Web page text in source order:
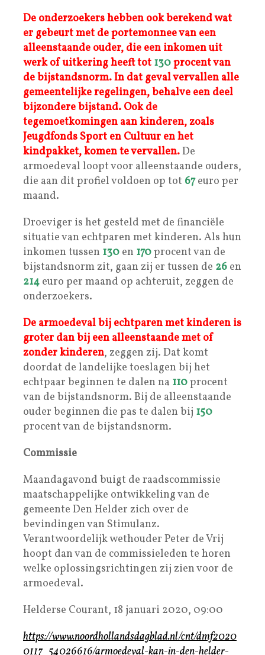
De onderzoekers hebben ook berekend wat
er gebeurt met de portemonnee van een
alleenstaande ouder, die een inkomen uit
werk of uitkering heeft tot 130procent van
de bijstandsnorm. In dat geval vervallen alle
gemeentelijke regelingen, behalve een deel
bijzondere bijstand. Ook de
tegemoetkomingen aan kinderen, zoals
Jeugdfonds Sport en Cultuur en het
kindpakket, komen te vervallen.De
armoedeval loopt voor alleenstaande ouders,
die aan dit profiel voldoen op tot 67euro per
maand.
Droeviger is het gesteld met de financiële
situatie van echtparen met kinderen. Als hun
inkomen tussen 130 en 170procent van de
bijstandsnorm zit, gaan zij er tussen de 26 en
214 euro per maand op achteruit, zeggen de
onderzoekers.
De armoedeval bij echtparen met kinderen is
groter dan bij een alleenstaande met of
zonder kinderen, zeggen zij. Dat komt
doordat de landelijke toeslagen bij het
echtpaar beginnen te dalen na 110procent
van de bijstandsnorm. Bij de alleenstaande
ouder beginnen die pas te dalen bij 150
procent van de bijstandsnorm.
Commissie
Maandagavond buigt de raadscommissie
maatschappelijke ontwikkeling van de
gemeente Den Helder zich over de
bevindingen van Stimulanz.
Verantwoordelijk wethouder Peter de Vrij
hoopt dan van de commissieleden te horen
welke oplossingsrichtingen zij zien voor de
armoedeval.
Helderse Courant, 18 januari 2020, 09:00
https://www.noordhollandsdagblad.nl/cnt/dmf2020
0117_54026616/armoedeval-kan-in-den-helder-